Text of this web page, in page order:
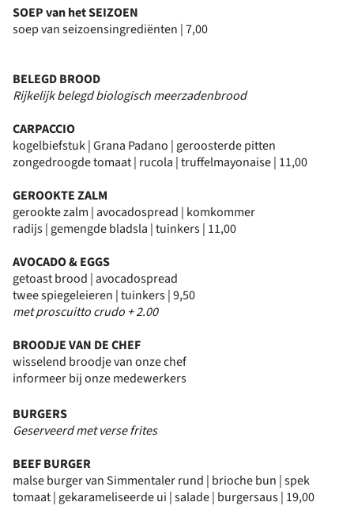
SOEP van het SEIZOEN
soep van seizoensingrediënten | 7,00
BELEGD BROOD
Rijkelijk belegd biologisch meerzadenbrood
CARPACCIO
kogelbiefstuk | Grana Padano | geroosterde pitten
zongedroogde tomaat | rucola | truffelmayonaise | 11,00
GEROOKTE ZALM
gerookte zalm | avocadospread | komkommer
radijs | gemengde bladsla | tuinkers | 11,00
AVOCADO & EGGS
getoast brood | avocadospread
twee spiegeleieren | tuinkers | 9,50
met proscuitto crudo + 2.00
BROODJE VAN DE CHEF
wisselend broodje van onze chef
informeer bij onze medewerkers
BURGERS
Geserveerd met verse frites
BEEF BURGER
malse burger van Simmentaler rund | brioche bun | spek
tomaat | gekarameliseerde ui | salade | burgersaus | 19,00